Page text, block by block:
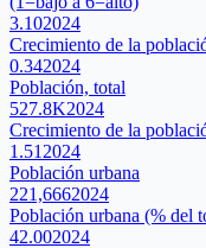
3.102024
Crecimiento de la
0.342024
Población, total
527.8K2024
Crecimiento de la
1.51 2024
Población urbana
221,6662024
Población urbana (% del
42.002024